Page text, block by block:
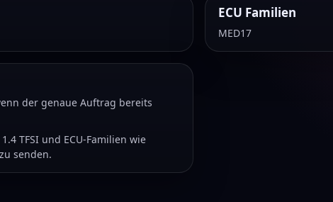
ECU Familien
MED17
der genaue Auftrag bereits
TFSI und ECU-Familien wie
senden.